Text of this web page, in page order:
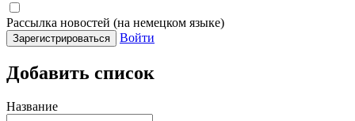
Рассылка новостей (на немецком языке)
Зарегистрироваться Войти
Добавить список
Название